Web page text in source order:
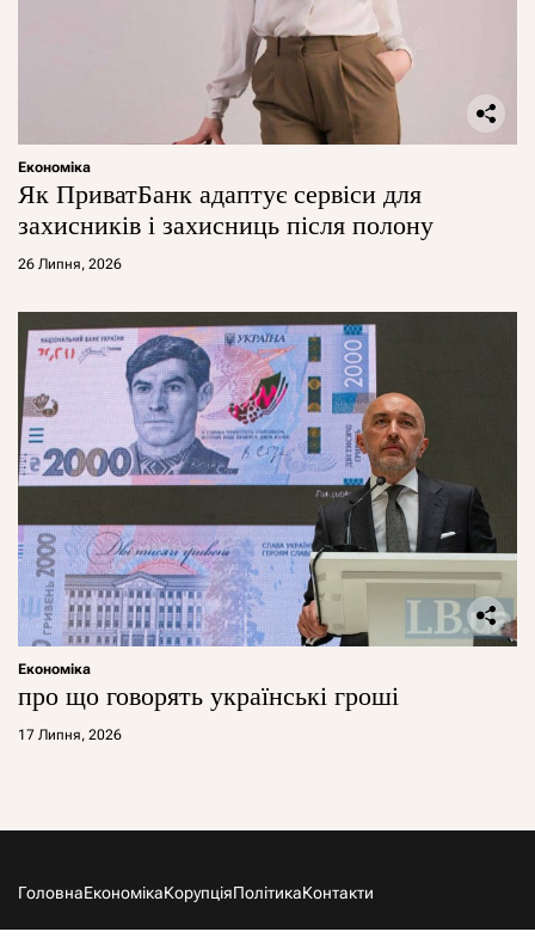
Економіка
Як ПриватБанк адаптує сервіси для
захисників і захисниць після полону
26 Липня, 2026
Економіка
про що говорять українські гроші
17 Липня, 2026
ГоловнаЕкономікаКорупціяПолітикаКонтакти